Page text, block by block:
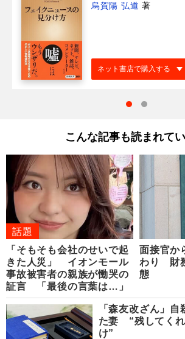
烏賀陽 弘道 著
ネット書店で購入する
こんな記事も読まれて
話題
「そもそも会社のせいで起
きた人災」 イオンモール
事故被害者の親族が慟哭の
証言 「最後の言葉は…」
面接官か
わり 財
態
「森友改ざん」
た妻 “残してく
け”